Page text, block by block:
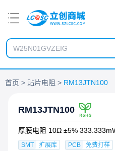
首页 贴片电阻 RM13JTN100
RM13JTN100
厚膜电阻 10Ω ±5%
SMT 扩展库 PCB
免费打样